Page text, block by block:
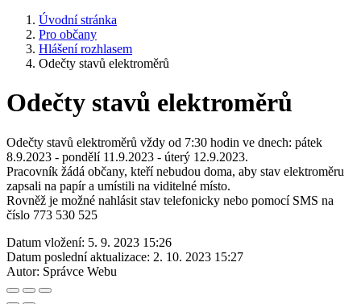
Úvodní stránka
Pro občany
Hlášení rozhlasem
Odečty stavů elektroměrů
Odečty stavů elektroměrů
Odečty stavů elektroměrů vždy od 7:30 hodin ve dnech: pátek
8.9.2023 - pondělí 11.9.2023 - úterý 12.9.2023.
Pracovník žádá občany, kteří nebudou doma, aby stav elektroměru
zapsali na papír a umístili na viditelné místo.
Rovněž je možné nahlásit stav telefonicky nebo pomocí SMS na
číslo 773 530 525
Datum vložení: 5. 9. 2023 15:26
Datum poslední aktualizace: 2. 10. 2023 15:27
Autor: Správce Webu